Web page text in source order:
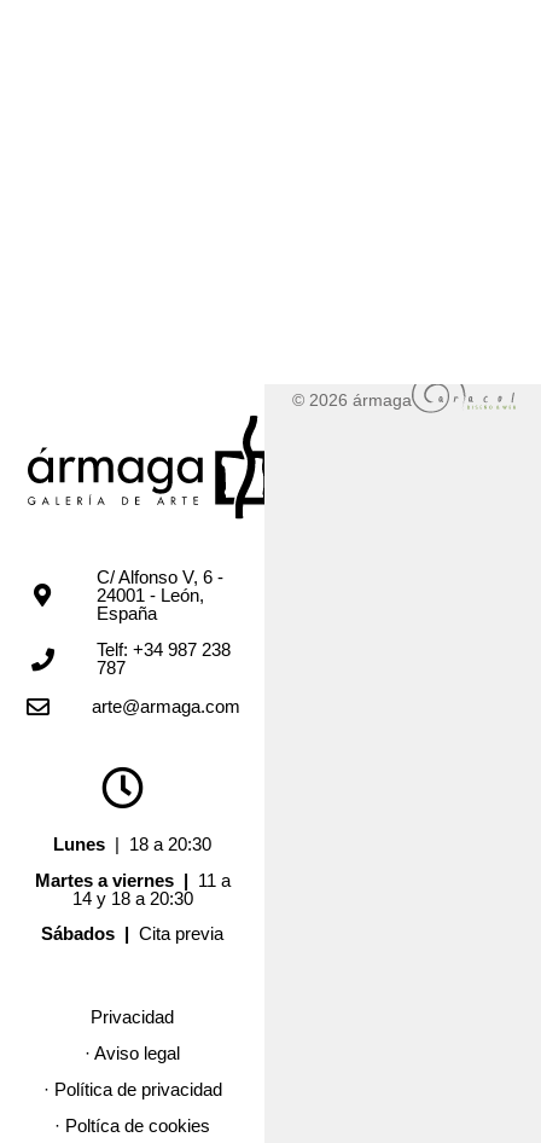
C/ Alfonso V, 6 -
24001 - León,
España
Telf: +34 987 238
787
arte@armaga.com
Lunes | 18 a 20:30
Martes a viernes | 11 a
14 y 18 a 20:30
Sábados |Cita previa
Privacidad
· Aviso legal
· Política de privacidad
· Poltíca de cookies
© 2026 ármaga